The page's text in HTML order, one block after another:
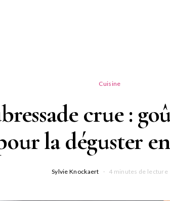
Cuisine
crue :
la déguster
Sylvie Knockaert 4 minutes de lecture